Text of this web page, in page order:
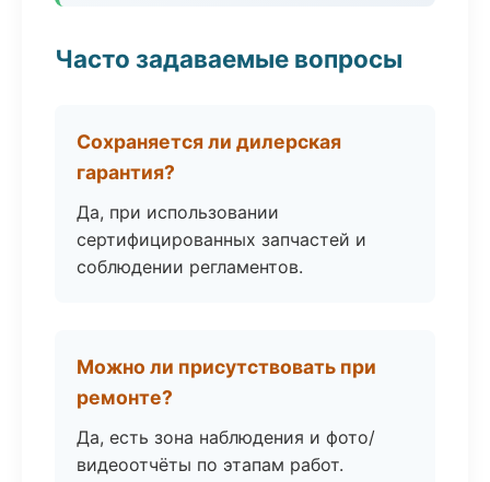
Часто задаваемые вопросы
Сохраняется ли дилерская
гарантия?
Да, при использовании
сертифицированных запчастей и
соблюдении регламентов.
Можно ли присутствовать при
ремонте?
Да, есть зона наблюдения и фото/
видеоотчёты по этапам работ.